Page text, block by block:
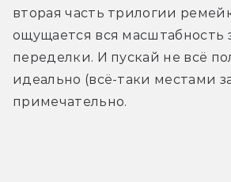
вторая часть трилогии
ощущается вся масштабность
переделки. И пускай не всё
идеально (всё-таки местами
примечательно.